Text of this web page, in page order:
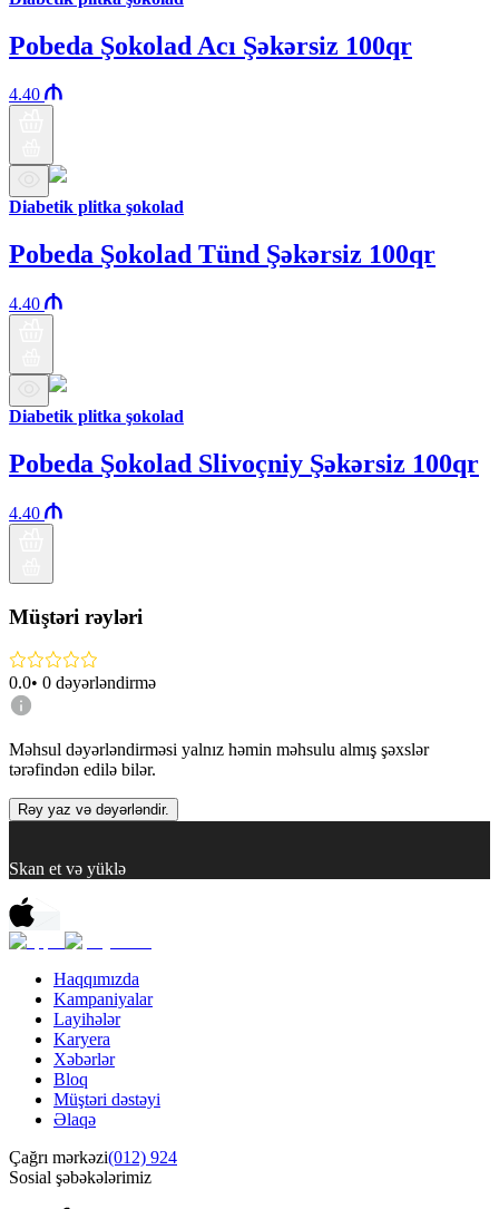
Pobeda Şokolad Acı Şəkərsiz 100qr
4.40
Diabetik plitka şokolad
Pobeda Şokolad Tünd Şəkərsiz 100qr
4.40
Diabetik plitka şokolad
Pobeda Şokolad Slivoçniy Şəkərsiz 100qr
4.40
Müştəri rəyləri
0.0• 0 dəyərləndirmə
Məhsul dəyərləndirməsi yalnız həmin məhsulu almış şəxslər
tərəfindən edilə bilər.
Rəy yaz və dəyərləndir.
Skan et və yüklə
Haqqımızda
Kampaniyalar
Layihələr
Karyera
Xəbərlər
Bloq
Müştəri dəstəyi
Əlaqə
Çağrı mərkəzi(012) 924
Sosial şəbəkələrimiz